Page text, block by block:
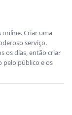
Criar uma
serviço.
os dias, então criar
pelo público e os